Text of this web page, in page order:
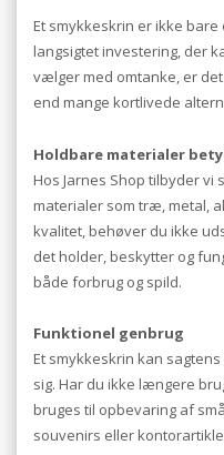
Et smykkeskrin er ikke
langsigtet investering, der
vælger med omtanke, er
end mange kortlivede
Holdbare materialer
Hos Jarnes Shop tilbyder
materialer som træ, metal,
kvalitet, behøver du ikke
det holder, beskytter og
både forbrug og spild.
Funktionel genbrug
Et smykkeskrin kan
sig. Har du ikke længere
bruges til opbevaring af
souvenirs eller